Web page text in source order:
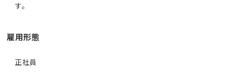
雇用形態
正社員